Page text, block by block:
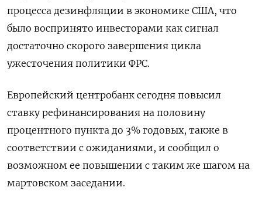
процесса дезинфляции в экономике США, что
было воспринято инвесторами как сигнал
достаточно скорого завершения цикла
ужесточения политики ФРС.
Европейский центробанк сегодня повысил
ставку рефинансирования на половину
процентного пункта до 3% годовых, также в
соответствии с ожиданиями, и сообщил о
возможном ее повышении с таким же шагом на
мартовском заседании.